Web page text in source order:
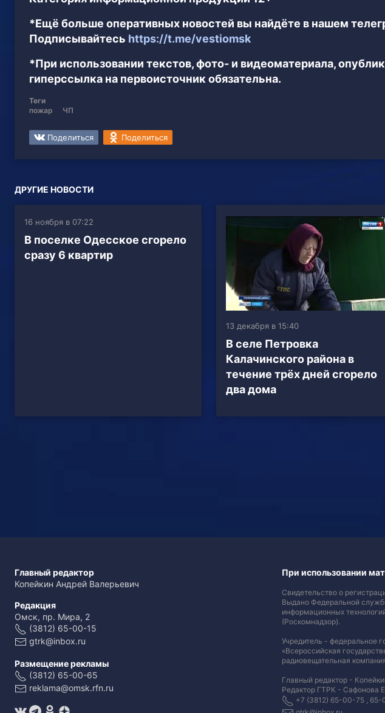
*Ещё больше оперативных новостей вы найдёте в нашем
Подписывайтесь https://t.me/vestiomsk
*При использовании текстов, фото- и видеоматериала,
гиперссылка на первоисточник обязательна.
Теги
пожар
ЧП
Поделиться Поделиться
ДРУГИЕ НОВОСТИ
16 ноября в 07:22
В поселке Одесское сгорело
сразу 6 квартир
13 декабря в 15:40
В селе Петровка
Калачинского района в
течение трёх дней сгорело
два дома
Главный редактор
Копейкин Андрей Валерьевич
Редакция
Омск, пр. Мира, 2
(3812) 65-00-15
gtrk@inbox.ru
Размещение рекламы
(3812) 65-00-65
reklama@omsk.rfn.ru
При использовании
Свидетельство о
Выдано Федеральной
информационных
(Роскомнадзор).
Учредитель - федеральное
«Всероссийская
радиовещательная
Главный редактор -
Редактор ГТРК - Сафонова
+7 (3812) 65-00-75 , 65-